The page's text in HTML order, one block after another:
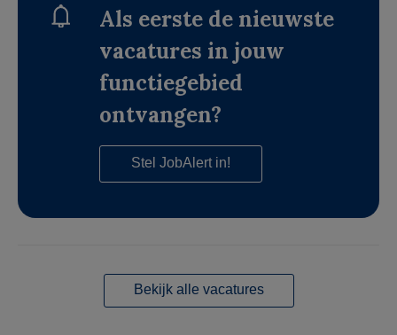
Als eerste de nieuwste
vacatures in jouw
functiegebied
ontvangen?
Stel JobAlert in!
Bekijk alle vacatures